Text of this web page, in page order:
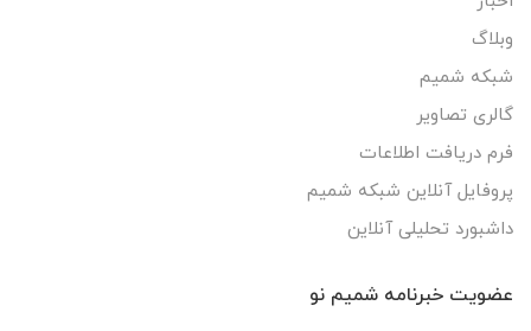
وبلاگ
شبکه شمیم
گالری تصاویر
فرم دریافت اطلاعات
پروفایل آنلاین شبکه شمیم
داشبورد تحلیلی آنلاین
عضویت خبرنامه شمیم نو